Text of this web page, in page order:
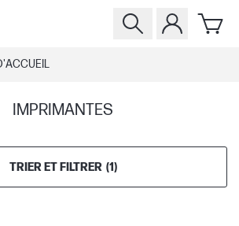
IMPRIMANTES
TRIER ET FILTRER (1)